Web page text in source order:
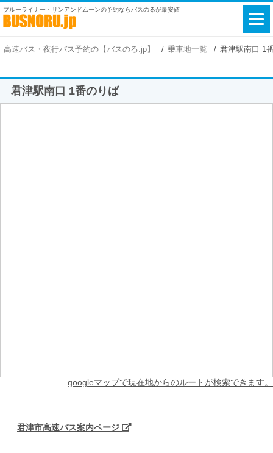
ブルーライナー・サンアンドムーンの予約ならバスのるが最安値
高速バス・夜行バス予約の【バスのる.jp】 乗車地一覧 君津駅南口 1
君津駅南口 1番のりば
googleマップで現在地からのルートが検索できます。
君津市高速バス案内ページ